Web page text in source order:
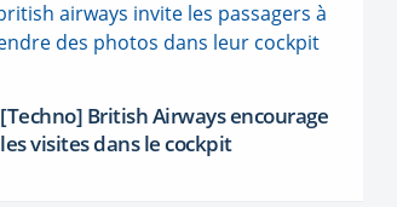
[Techno] British Airways encourage
les visites dans le cockpit